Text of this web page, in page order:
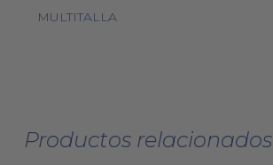
MULTITALLA
Productos relacionados